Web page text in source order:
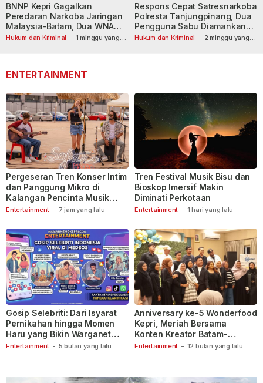
Hukum dan Kriminal - 1 minggu yang
BNNP Kepri Gagalkan
Peredaran Narkoba Jaringan
Malaysia-Batam, Dua WNA
Masih Diburu
Hukum dan Kriminal - 2 minggu yang
Respons Cepat Satresnarkoba
Polresta Tanjungpinang, Dua
Pengguna Sabu Diamankan
Usai Dilaporkan ke Call Center
ENTERTAINMENT
Entertainment - 7 jam yang lalu
Pergeseran Tren Konser Intim
dan Panggung Mikro di
Kalangan Pencinta Musik
Indonesia
Entertainment - 1 hari yang lalu
Tren Festival Musik Bisu dan
Bioskop Imersif Makin
Diminati Perkotaan
Entertainment - 5 bulan yang lalu
Gosip Selebriti: Dari Isyarat
Pernikahan hingga Momen
Haru yang Bikin Warganet
Berspekulasi
Entertainment - 12 bulan yang lalu
Anniversary ke-5 Wonderfood
Kepri, Meriah Bersama
Konten Kreator Batam-
Tanjungpinang